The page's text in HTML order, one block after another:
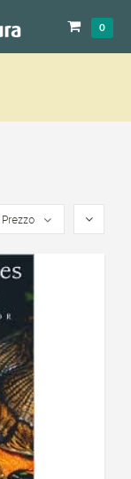
0
Prezzo